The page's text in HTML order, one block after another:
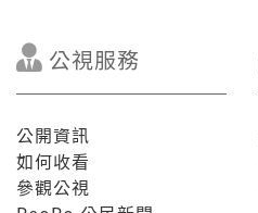
公視服務
公開資訊
如何收看
參觀公視